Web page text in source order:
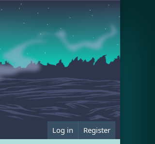
Log in Register